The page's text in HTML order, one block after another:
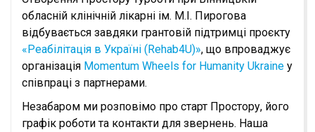
обласній клінічній лікарні ім. М.І. Пирогова
відбувається завдяки грантовій підтримці проєкту
«Реабілітація в Україні (Rehab4U)», що впроваджує
організація Momentum Wheels for Humanity Ukraine у
співпраці з партнерами.
Незабаром ми розповімо про старт Простору, його
графік роботи та контакти для звернень. Наша